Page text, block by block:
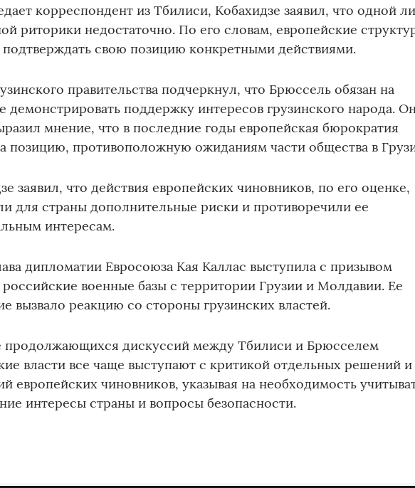
корреспондент из Тбилиси, Кобахидзе заявил, что одной
риторики недостаточно. По его словам, европейские
свою позицию конкретными действиями.
правительства подчеркнул, что Брюссель обязан на
демонстрировать поддержку интересов грузинского народа.
мнение, что в последние годы европейская бюрократия
позицию, противоположную ожиданиям части общества в
заявил, что действия европейских чиновников, по его оценке,
для страны дополнительные риски и противоречили ее
интересам.
дипломатии Евросоюза Кая Каллас выступила с призывом
российские военные базы с территории Грузии и Молдавии. Ее
вызвало реакцию со стороны грузинских властей.
продолжающихся дискуссий между Тбилиси и Брюсселем
власти все чаще выступают с критикой отдельных решений и
европейских чиновников, указывая на необходимость
интересы страны и вопросы безопасности.